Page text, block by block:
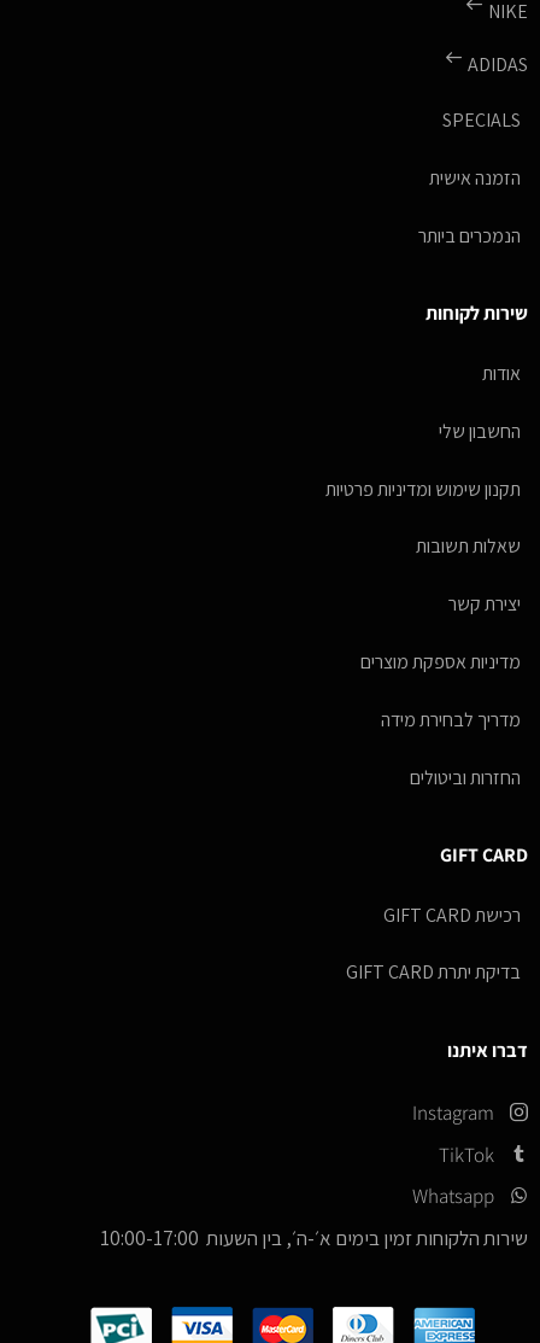
NIKE
ADIDAS
SPECIALS
הזמנה אישית
הנמכרים ביותר
שירות לקוחות
אודות
החשבון שלי
תקנון שימוש ומדיניות פרטיות
שאלות תשובות
יצירת קשר
מדיניות אספקת מוצרים
מדריך לבחירת מידה
החזרות וביטולים
GIFT CARD
רכישת GIFT CARD
בדיקת יתרת GIFT CARD
דברו איתנו
Instagram
TikTok
Whatsapp
שירות הלקוחות זמין בימים א׳-ה׳, בין השעות 10:00-17:00